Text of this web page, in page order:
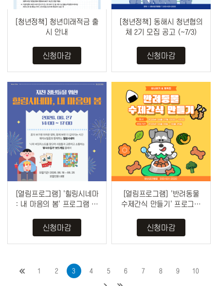
[청년정책] 청년미래적금 출
시 안내
신청마감
[청년정책] 동해시 청년협의
체 2기 모집 공고 (~7/3)
신청마감
[열림프로그램] '힐링시네마
: 내 마음의 봄' 프로그램 모
신청마감
[열림프로그램] '반려동물
수제간식 만들기' 프로그램
신청마감
1 2 3 4 5 6 7 8 9 10